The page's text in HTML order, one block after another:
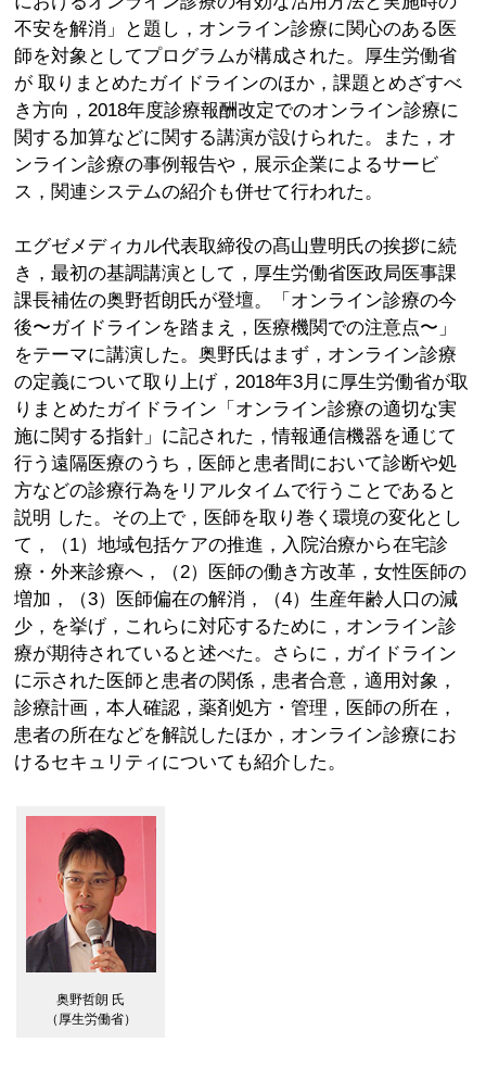
不安を解消」と題し，オンライン診療に関心のある医
師を対象としてプログラムが構成された。厚生労働省
が 取りまとめたガイドラインのほか，課題とめざすべ
き方向，2018年度診療報酬改定でのオンライン診療に
関する加算などに関する講演が設けられた。また，オ
ンライン診療の事例報告や，展示企業によるサービ
ス，関連システムの紹介も併せて行われた。
エグゼメディカル代表取締役の髙山豊明氏の挨拶に続
き，最初の基調講演として，厚生労働省医政局医事課
課長補佐の奥野哲朗氏が登壇。「オンライン診療の今
後〜ガイドラインを踏まえ，医療機関での注意点〜」
をテーマに講演した。奥野氏はまず，オンライン診療
の定義について取り上げ，2018年3月に厚生労働省が取
りまとめたガイドライン「オンライン診療の適切な実
施に関する指針」に記された，情報通信機器を通じて
行う遠隔医療のうち，医師と患者間において診断や処
方などの診療行為をリアルタイムで行うことであると
説明 した。その上で，医師を取り巻く環境の変化とし
て，（1）地域包括ケアの推進，入院治療から在宅診
療・外来診療へ，（2）医師の働き方改革，女性医師の
増加，（3）医師偏在の解消，（4）生産年齢人口の減
少，を挙げ，これらに対応するために，オンライン診
療が期待されていると述べた。さらに，ガイドライン
に示された医師と患者の関係，患者合意，適用対象，
診療計画，本人確認，薬剤処方・管理，医師の所在，
患者の所在などを解説したほか，オンライン診療にお
けるセキュリティについても紹介した。
奥野哲朗 氏
（厚生労働省）